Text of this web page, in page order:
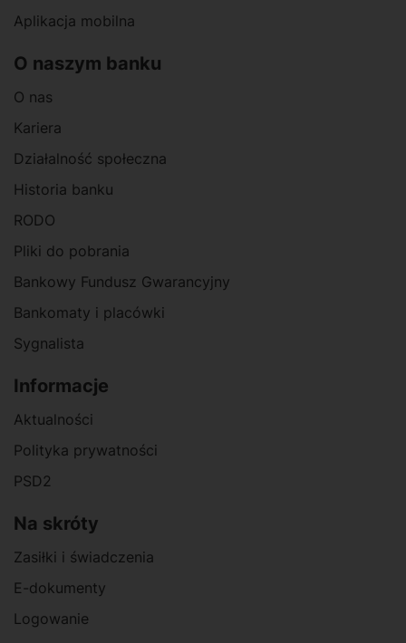
Aplikacja mobilna
O naszym banku
O nas
Kariera
Działalność społeczna
Historia banku
RODO
Pliki do pobrania
Bankowy Fundusz Gwarancyjny
Bankomaty i placówki
Sygnalista
Informacje
Aktualności
Polityka prywatności
PSD2
Na skróty
Zasiłki i świadczenia
E-dokumenty
Logowanie